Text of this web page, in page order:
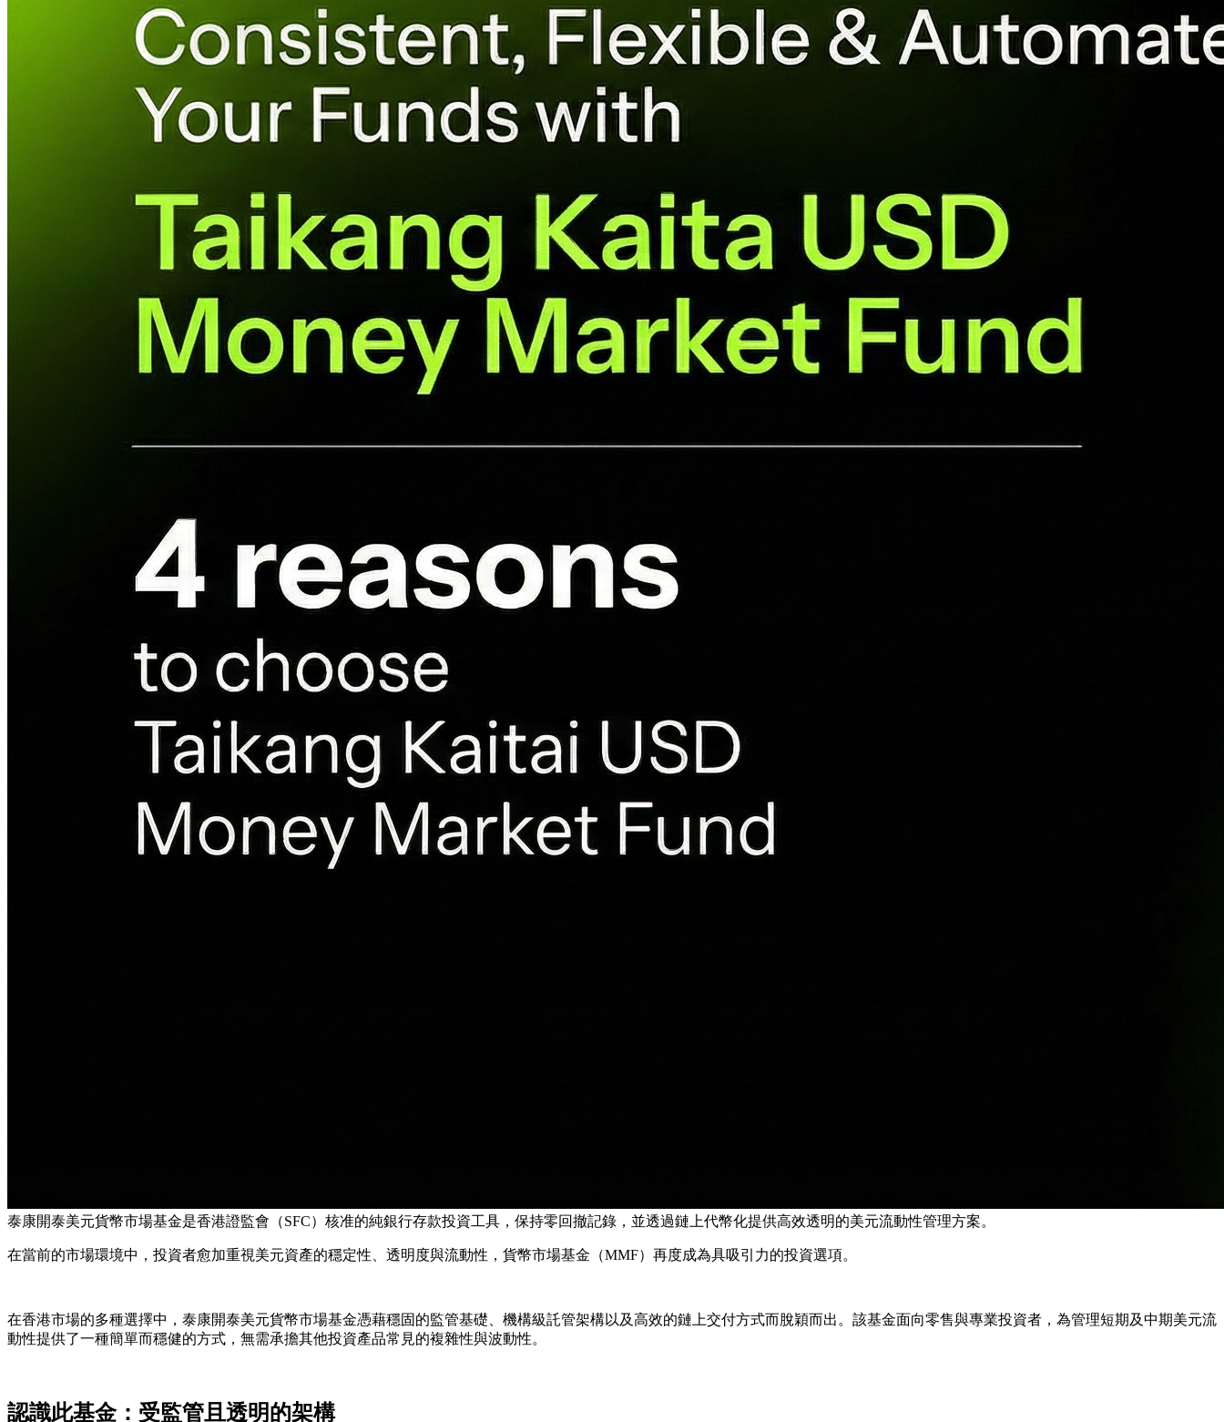
泰康開泰美元貨幣市場基金是香港證監會（SFC）核准的純銀行存款投資工具，保持零回撤記錄，並透過鏈上代幣化提供高效透明的美元流動性管理方案。
在當前的市場環境中，投資者愈加重視美元資產的穩定性、透明度與流動性，貨幣市場基金（MMF）再度成為具吸引力的投資選項。
在香港市場的多種選擇中，泰康開泰美元貨幣市場基金憑藉穩固的監管基礎、機構級託管架構以及高效的鏈上交付方式而脫穎而出。該基金面向零售與專業投資者，為管理短期及中期美元流
動性提供了一種簡單而穩健的方式，無需承擔其他投資產品常見的複雜性與波動性。
認識此基金：受監管且透明的架構